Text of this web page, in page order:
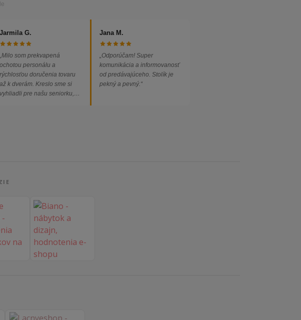
Jarmila G.
„Milo som prekvapená
ochotou personálu a
rýchlosťou doručenia tovaru
až k dverám. Kreslo sme si
vyhliadli pre našu seniorku,
Jana M.
„Odporúčam! Super
komunikácia a informovanosť
od predávajúceho. Stolík je
pekný a pevný.“